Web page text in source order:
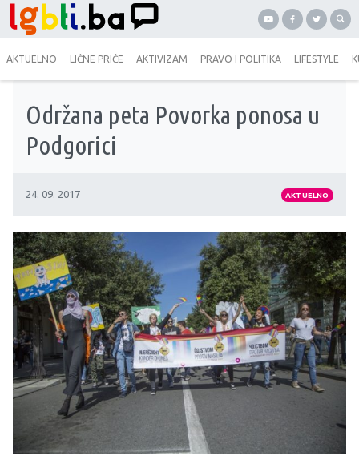
AKTUELNO LIČNE PRIČE AKTIVIZAM PRAVO I POLITIKA LIFESTYLE
Održana peta Povorka ponosa u
Podgorici
24. 09. 2017 AKTUELNO